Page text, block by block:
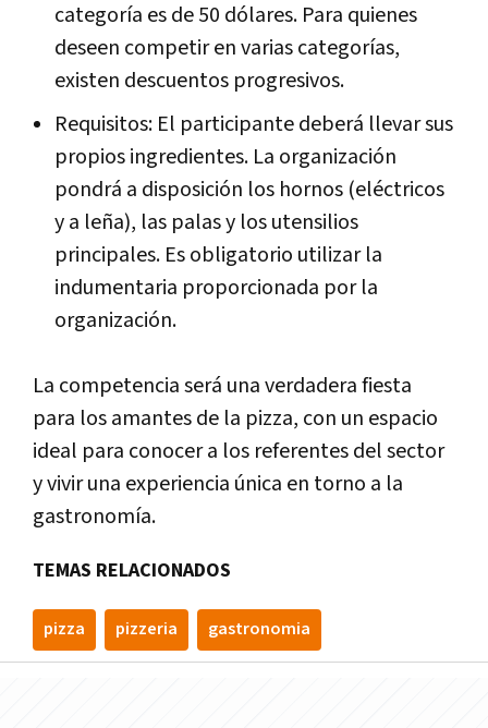
categoría es de 50 dólares. Para quienes
deseen competir en varias categorías,
existen descuentos progresivos.
Requisitos: El participante deberá llevar sus
propios ingredientes. La organización
pondrá a disposición los hornos (eléctricos
y a leña), las palas y los utensilios
principales. Es obligatorio utilizar la
indumentaria proporcionada por la
organización.
La competencia será una verdadera fiesta
para los amantes de la pizza, con un espacio
ideal para conocer a los referentes del sector
y vivir una experiencia única en torno a la
gastronomía.
TEMAS RELACIONADOS
pizza pizzeria gastronomia